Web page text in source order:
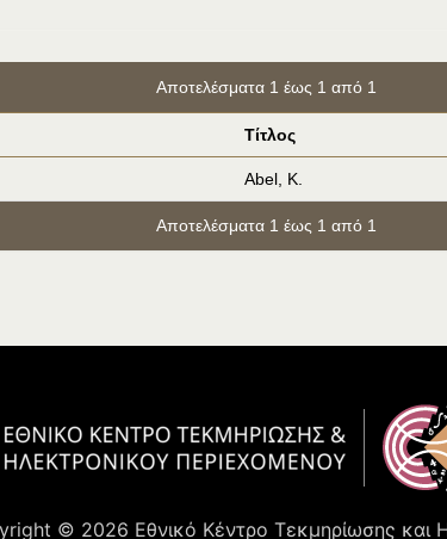
Αποτελέσματα 1 έως 1 από 1
Τίτλος
Abel, K.
Αποτελέσματα 1 έως 1 από 1